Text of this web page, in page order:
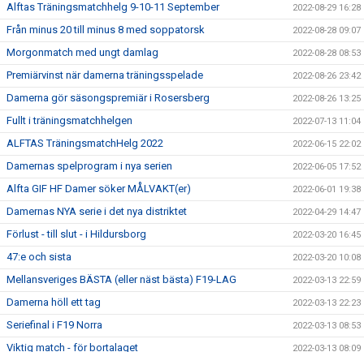
Alftas Träningsmatchhelg 9-10-11 September 2022-08-29 16:28
Från minus 20 till minus 8 med soppatorsk 2022-08-28 09:07
Morgonmatch med ungt damlag 2022-08-28 08:53
Premiärvinst när damerna träningsspelade 2022-08-26 23:42
Damerna gör säsongspremiär i Rosersberg 2022-08-26 13:25
Fullt i träningsmatchhelgen 2022-07-13 11:04
ALFTAS TräningsmatchHelg 2022 2022-06-15 22:02
Damernas spelprogram i nya serien 2022-06-05 17:52
Alfta GIF HF Damer söker MÅLVAKT(er) 2022-06-01 19:38
Damernas NYA serie i det nya distriktet 2022-04-29 14:47
Förlust - till slut - i Hildursborg 2022-03-20 16:45
47:e och sista 2022-03-20 10:08
Mellansveriges BÄSTA (eller näst bästa) F19-LAG 2022-03-13 22:59
Damerna höll ett tag 2022-03-13 22:23
Seriefinal i F19 Norra 2022-03-13 08:53
Viktig match - för bortalaget 2022-03-13 08:09